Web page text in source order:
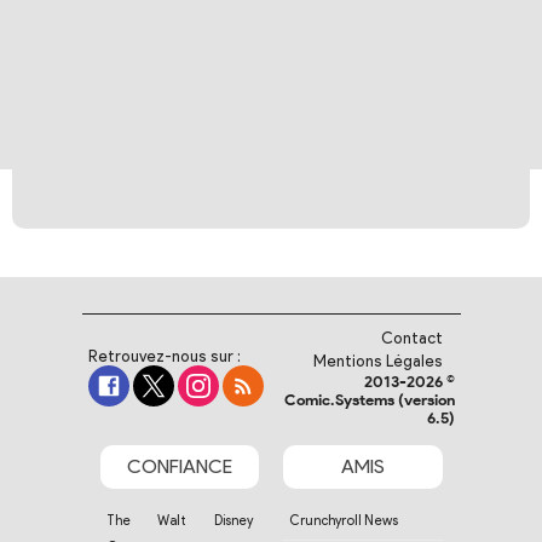
Retrouvez-nous sur :
Contact
Mentions Légales
2013-2026 ©
Comic.Systems (version
6.5)
CONFIANCE
The Walt Disney
AMIS
Crunchyroll News